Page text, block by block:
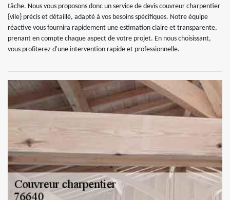
tâche. Nous vous proposons donc un service de devis couvreur charpentier
{vile} précis et détaillé, adapté à vos besoins spécifiques. Notre équipe
réactive vous fournira rapidement une estimation claire et transparente,
prenant en compte chaque aspect de votre projet. En nous choisissant,
vous profiterez d'une intervention rapide et professionnelle.